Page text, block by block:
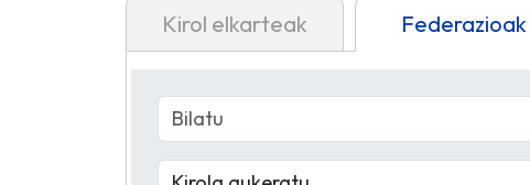
Kirol elkarteak Federazioak